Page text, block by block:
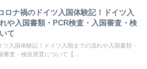
ロナ禍のドイツ入国体験記！ドイツ入
や入国書類・PCR検査・入国審査・検
て
ツ入国体験記！ドイツ入国までの流れや入国書類・
審査・検疫措置について【...